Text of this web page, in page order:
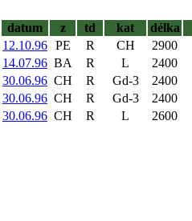
datum
z td kat délka
12.10.96 PE R CH 2900
14.07.96 BA R L 2400
30.06.96 CH R Gd-3 2400
30.06.96 CH R Gd-3 2400
30.06.96 CH R L 2600